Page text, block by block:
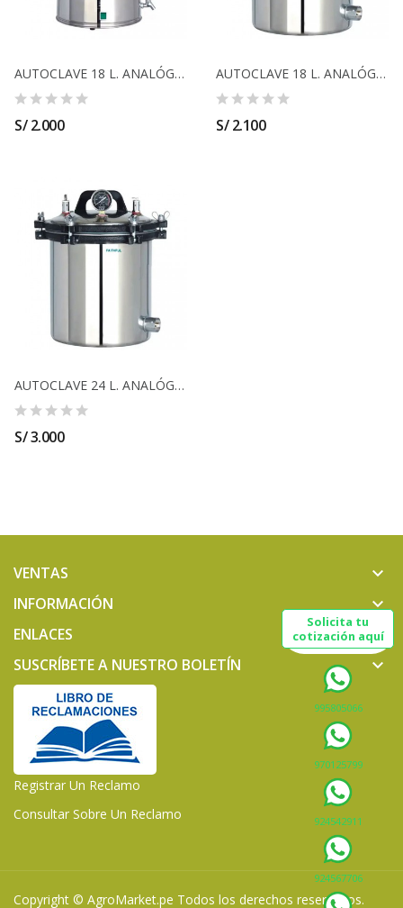
AUTOCLAVE 18 L. ANALÓGICO MODELO FSF-18LD
S/ 2.000
AUTOCLAVE 18 L. ANALÓGICO MODELO FSF-18LM
S/ 2.100
AUTOCLAVE 24 L. ANALÓGICO MODELO FSF-24LM
S/ 3.000
VENTAS keyboard_arrow_down
INFORMACIÓN keyboard_arrow_down
ENLACES keyboard_arrow_down
SUSCRÍBETE A NUESTRO BOLETÍN keyboard_arrow_down
Registrar Un Reclamo
Consultar Sobre Un Reclamo
Copyright © AgroMarket.pe Todos los derechos reservados.
Solicita tu
cotización aquí
995805066
970125799
924542911
924567706